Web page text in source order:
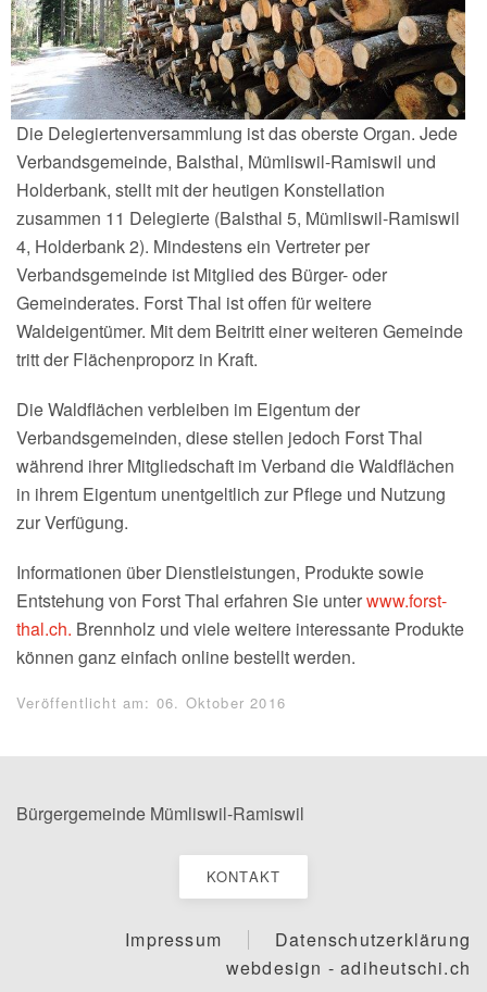
Die Delegiertenversammlung ist das oberste Organ. Jede
Verbandsgemeinde, Balsthal, Mümliswil-Ramiswil und
Holderbank, stellt mit der heutigen Konstellation
zusammen 11 Delegierte (Balsthal 5, Mümliswil-Ramiswil
4, Holderbank 2). Mindestens ein Vertreter per
Verbandsgemeinde ist Mitglied des Bürger- oder
Gemeinderates. Forst Thal ist offen für weitere
Waldeigentümer. Mit dem Beitritt einer weiteren Gemeinde
tritt der Flächenproporz in Kraft.
Die Waldflächen verbleiben im Eigentum der
Verbandsgemeinden, diese stellen jedoch Forst Thal
während ihrer Mitgliedschaft im Verband die Waldflächen
in ihrem Eigentum unentgeltlich zur Pflege und Nutzung
zur Verfügung.
Informationen über Dienstleistungen, Produkte sowie
Entstehung von Forst Thal erfahren Sie unterwww.forst-
thal.ch. Brennholz und viele weitere interessante Produkte
können ganz einfach online bestellt werden.
Veröffentlicht am: 06. Oktober 2016
Bürgergemeinde Mümliswil-Ramiswil
KONTAKT
Impressum
Datenschutzerklärung
webdesign - adiheutschi.ch